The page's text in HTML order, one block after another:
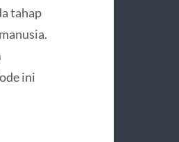
tahap
ini